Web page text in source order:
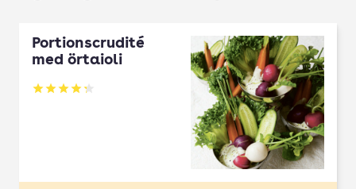
Portionscrudité
med örtaioli
Betyg: 4.27 av 5